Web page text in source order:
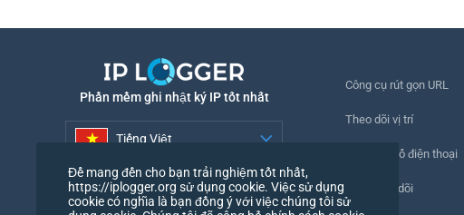
Phần mềm ghi nhật ký IP tốt nhất
Tiếng Việt
Tiếng Việt
Công cụ rút gọn URL
Theo dõi vị trí
Theo dõi số điện thoại
Pixel theo dõi
Để mang đến cho bạn trải nghiệm tốt nhất,
https://iplogger.org sử dụng cookie. Việc sử dụng
cookie có nghĩa là bạn đồng ý với việc chúng tôi sử